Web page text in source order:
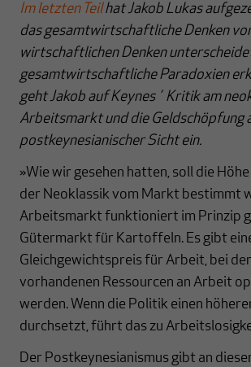
Im letzten Teilhat Jakob Lukas
das gesamtwirtschaftliche Denken
wirtschaftlichen Denken
gesamtwirtschaftliche Paradoxien
geht Jakob auf Keynes´ Kritik am
Arbeitsmarkt und die Geldschöpfung
postkeynesianischer Sicht ein.
»Wie wir gesehen hatten, soll die
der Neoklassik vom Markt bestimmt
Arbeitsmarkt funktioniert im Prinzip
Gütermarkt für Kartoffeln. Es gibt
Gleichgewichtspreis für Arbeit, bei
vorhandenen Ressourcen an Arbeit
werden. Wenn die Politik einen
durchsetzt, führt das zu
Der Postkeynesianismus gibt an